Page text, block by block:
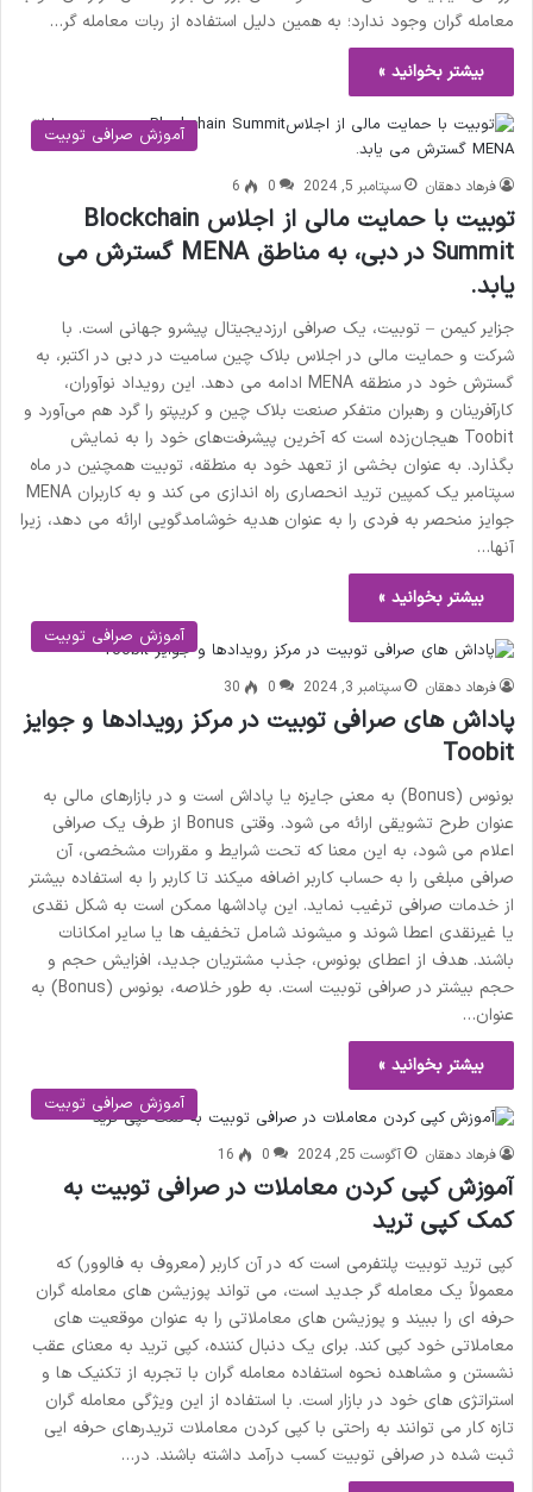
معامله گران وجود ندارد؛ به همین دلیل استفاده از ربات معامله گر…
بیشتر بخوانید »
آموزش صرافی توبیت
فرهاد دهقان سپتامبر 5, 2024 0
6
توبیت با حمایت مالی از اجلاس Blockchain
Summit در دبی، به مناطق MENA گسترش می
یابد.
جزایر کیمن – توبیت، یک صرافی ارزدیجیتال پیشرو جهانی است. با
شرکت و حمایت مالی در اجلاس بلاک چین سامیت در دبی در اکتبر، به
گسترش خود در منطقه MENA ادامه می دهد. این رویداد نوآوران،
کارآفرینان و رهبران متفکر صنعت بلاک چین و کریپتو را گرد هم می‌آورد و
Toobit هیجان‌زده است که آخرین پیشرفت‌های خود را به نمایش
بگذارد. به عنوان بخشی از تعهد خود به منطقه، توبیت همچنین در ماه
سپتامبر یک کمپین ترید انحصاری راه اندازی می کند و به کاربران MENA
جوایز منحصر به فردی را به عنوان هدیه خوشامدگویی ارائه می دهد، زیرا
آنها…
بیشتر بخوانید »
آموزش صرافی توبیت
فرهاد دهقان سپتامبر 3, 2024 0
30
پاداش های صرافی توبیت در مرکز رویدادها و جوایز
Toobit
بونوس (Bonus) به معنی جایزه یا پاداش است و در بازارهای مالی به
عنوان طرح تشویقی ارائه می شود. وقتی Bonus از طرف یک صرافی
اعلام می شود، به این معنا که تحت شرایط و مقررات مشخصی، آن
صرافی مبلغی را به حساب کاربر اضافه میکند تا کاربر را به استفاده بیشتر
از خدمات صرافی ترغیب نماید. این پاداشها ممکن است به شکل نقدی
یا غیرنقدی اعطا شوند و میشوند شامل تخفیف ها یا سایر امکانات
باشند. هدف از اعطای بونوس، جذب مشتریان جدید، افزایش حجم و
حجم بیشتر در صرافی توبیت است. به طور خلاصه، بونوس (Bonus) به
عنوان…
بیشتر بخوانید »
آموزش صرافی توبیت
فرهاد دهقان آگوست 25, 2024 0
16
آموزش کپی کردن معاملات در صرافی توبیت به
کمک کپی ترید
کپی ترید توبیت پلتفرمی است که در آن کاربر (معروف به فالوور) که
معمولاً یک معامله گر جدید است، می تواند پوزیشن های معامله گران
حرفه ای را ببیند و پوزیشن های معاملاتی را به عنوان موقعیت های
معاملاتی خود کپی کند. برای یک دنبال کننده، کپی ترید به معنای عقب
نشستن و مشاهده نحوه استفاده معامله گران با تجربه از تکنیک ها و
استراتژی های خود در بازار است. با استفاده از این ویژگی معامله گران
تازه کار می توانند به راحتی با کپی کردن معاملات تریدرهای حرفه ایی
ثبت شده در صرافی توبیت کسب درآمد داشته باشند. در…